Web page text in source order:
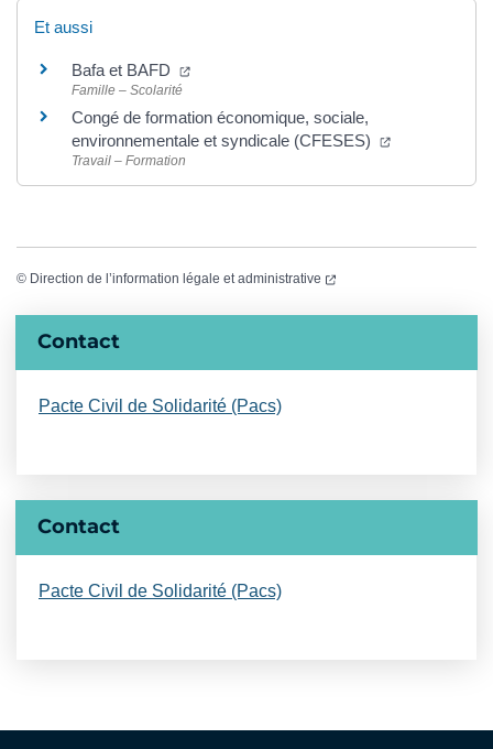
Et aussi
Bafa et BAFD (ouverture dans un nouvel onglet)
Famille – Scolarité
Congé de formation économique, sociale,
environnementale et syndicale (CFESES)
(ouverture
Travail – Formation
© Direction de l’information légale et administrative (ouverture dans un
Informations complémentaires
Contact
Pacte Civil de Solidarité (Pacs)
Contact
Pacte Civil de Solidarité (Pacs)